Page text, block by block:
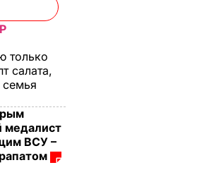
только
салата,
медалист
ВСУ –